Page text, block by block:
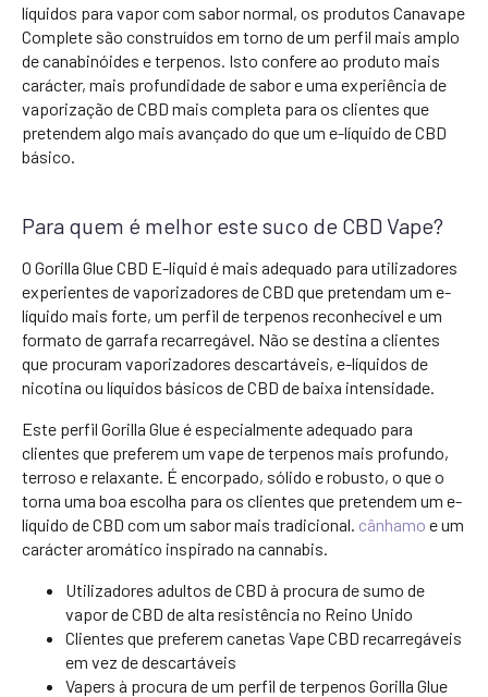
líquidos para vapor com sabor normal, os produtos Canavape
Complete são construídos em torno de um perfil mais amplo
de canabinóides e terpenos. Isto confere ao produto mais
carácter, mais profundidade de sabor e uma experiência de
vaporização de CBD mais completa para os clientes que
pretendem algo mais avançado do que um e-líquido de CBD
básico.
Para quem é melhor este suco de CBD Vape?
O Gorilla Glue CBD E-liquid é mais adequado para utilizadores
experientes de vaporizadores de CBD que pretendam um e-
líquido mais forte, um perfil de terpenos reconhecível e um
formato de garrafa recarregável. Não se destina a clientes
que procuram vaporizadores descartáveis, e-líquidos de
nicotina ou líquidos básicos de CBD de baixa intensidade.
Este perfil Gorilla Glue é especialmente adequado para
clientes que preferem um vape de terpenos mais profundo,
terroso e relaxante. É encorpado, sólido e robusto, o que o
torna uma boa escolha para os clientes que pretendem um e-
líquido de CBD com um sabor mais tradicional. cânhamo e um
carácter aromático inspirado na cannabis.
Utilizadores adultos de CBD à procura de sumo de
vapor de CBD de alta resistência no Reino Unido
Clientes que preferem canetas Vape CBD recarregáveis
em vez de descartáveis
Vapers à procura de um perfil de terpenos Gorilla Glue